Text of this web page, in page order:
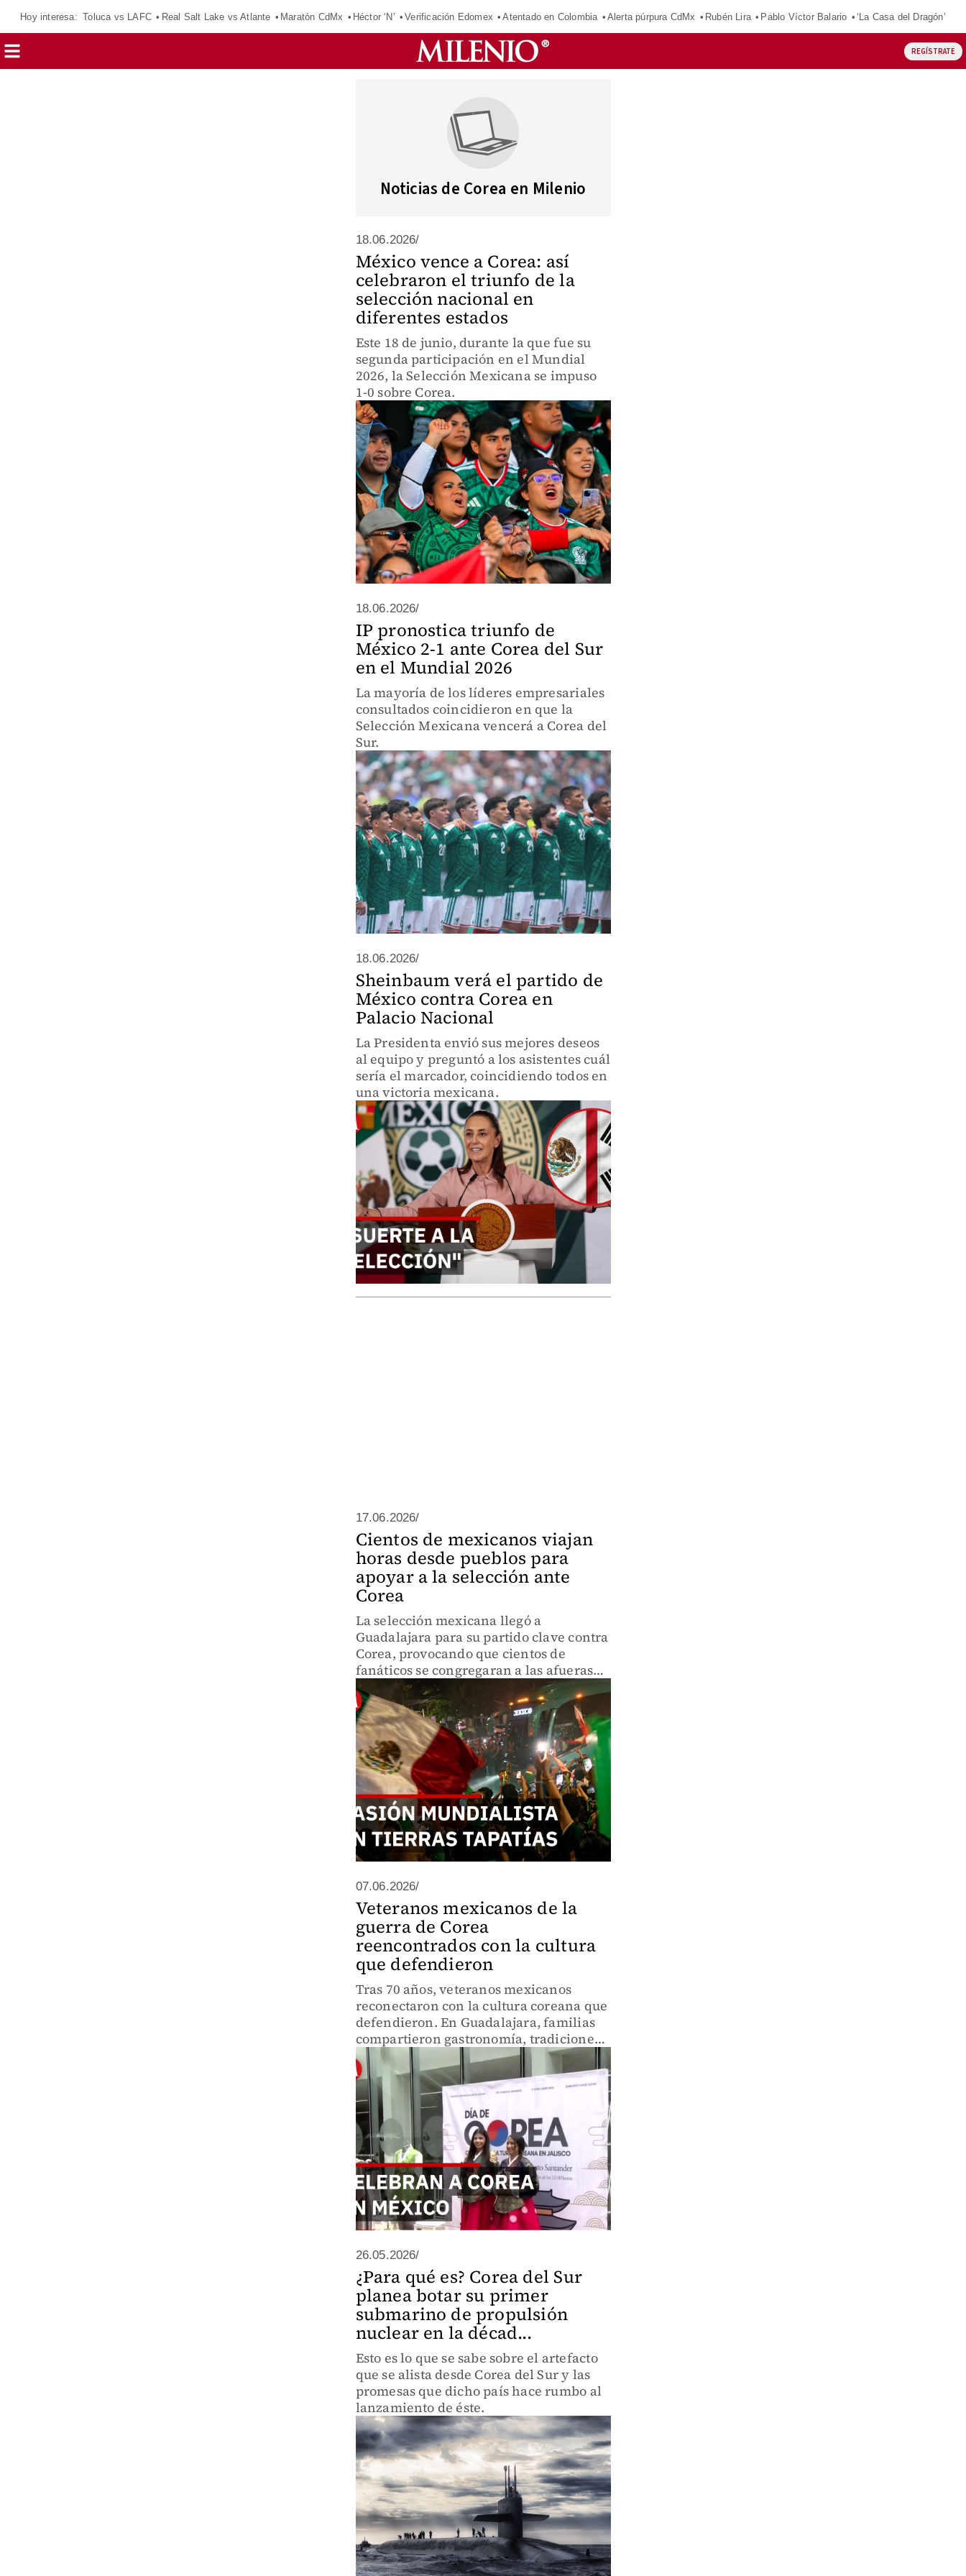
Hoy interesa: Toluca vs LAFC Real Salt Lake vs Atlante Maratón CdMx Héctor ‘N’ Verificación Edomex Atentado en Colombia Alerta púrpura CdMx Rubén Lira Pablo Víctor Balario ‘La Casa del Dragón’
REGÍSTRATE
Noticias de Corea en Milenio
18.06.2026/
México vence a Corea: así
celebraron el triunfo de la
selección nacional en
diferentes estados
Este 18 de junio, durante la que fue su
segunda participación en el Mundial
2026, la Selección Mexicana se impuso
1-0 sobre Corea.
18.06.2026/
IP pronostica triunfo de
México 2-1 ante Corea del Sur
en el Mundial 2026
La mayoría de los líderes empresariales
consultados coincidieron en que la
Selección Mexicana vencerá a Corea del
Sur.
18.06.2026/
Sheinbaum verá el partido de
México contra Corea en
Palacio Nacional
La Presidenta envió sus mejores deseos
al equipo y preguntó a los asistentes cuál
sería el marcador, coincidiendo todos en
una victoria mexicana.
17.06.2026/
Cientos de mexicanos viajan
horas desde pueblos para
apoyar a la selección ante
Corea
La selección mexicana llegó a
Guadalajara para su partido clave contra
Corea, provocando que cientos de
fanáticos se congregaran a las afueras
de su hotel de concentración para armar
una auténtica fiesta.
07.06.2026/
Veteranos mexicanos de la
guerra de Corea
reencontrados con la cultura
que defendieron
Tras 70 años, veteranos mexicanos
reconectaron con la cultura coreana que
defendieron. En Guadalajara, familias
compartieron gastronomía, tradiciones
y kpop honrando a quienes dieron su
vida
26.05.2026/
¿Para qué es? Corea del Sur
planea botar su primer
submarino de propulsión
nuclear en la décad...
Esto es lo que se sabe sobre el artefacto
que se alista desde Corea del Sur y las
promesas que dicho país hace rumbo al
lanzamiento de éste.